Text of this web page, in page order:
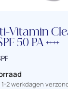
Vitamin
50 PA ++++
2 werkdagen